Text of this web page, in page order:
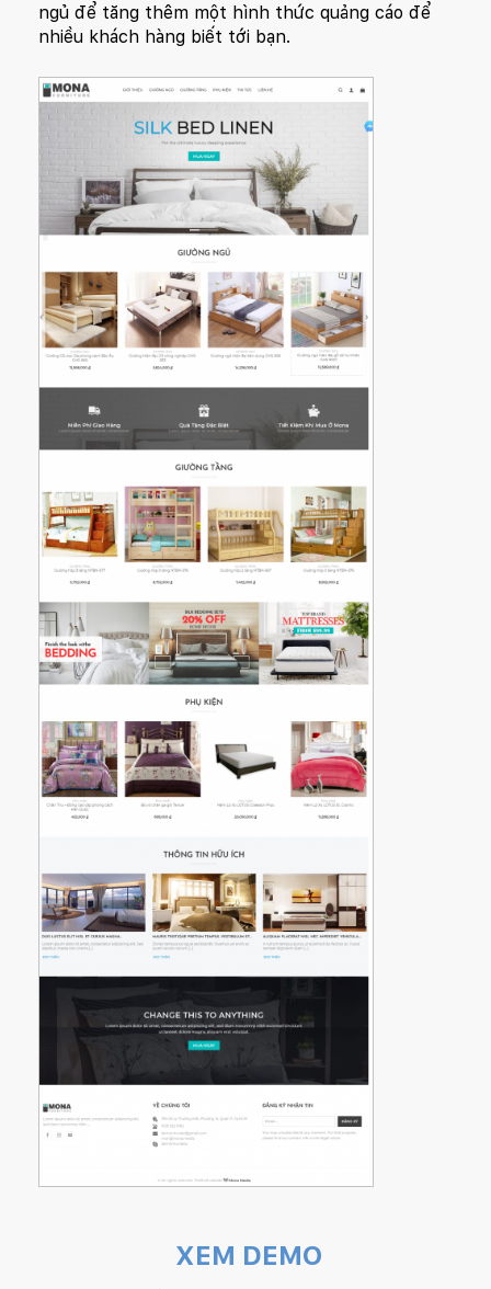
ngủ để tăng thêm một hình thức quảng cáo để
nhiều khách hàng biết tới bạn.
XEM DEMO